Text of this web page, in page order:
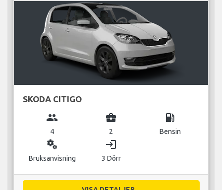
SKODA CITIGO
group
4
business_center
2
local_gas_station
Bensin
miscellaneous_services
Bruksanvisning
login
3 Dörr